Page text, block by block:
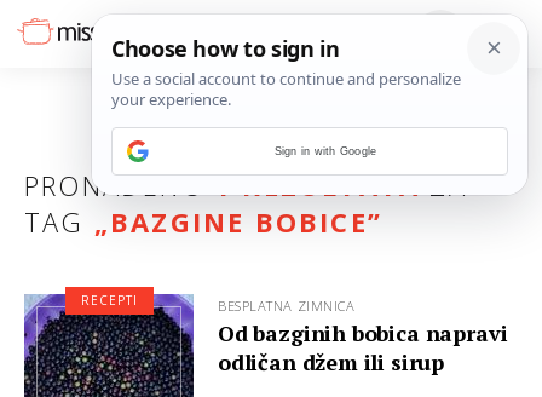
PRONAĐENO1 REZULTATAZA
TAG „BAZGINE BOBICE”
BESPLATNA ZIMNICA
Od bazginih bobica napravi
odličan džem ili sirup
RECEPTI
Sign in with Google